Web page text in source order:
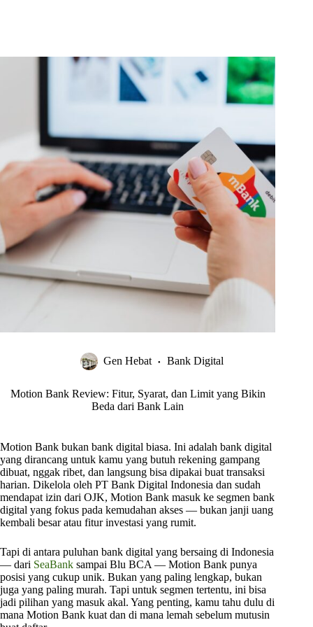
Gen Hebat Bank Digital
Motion Bank Review: Fitur, Syarat, dan Limit yang Bikin
Beda dari Bank Lain
Motion Bank bukan bank digital biasa. Ini adalah bank digital
yang dirancang untuk kamu yang butuh rekening gampang
dibuat, nggak ribet, dan langsung bisa dipakai buat transaksi
harian. Dikelola oleh PT Bank Digital Indonesia dan sudah
mendapat izin dari OJK, Motion Bank masuk ke segmen bank
digital yang fokus pada kemudahan akses — bukan janji uang
kembali besar atau fitur investasi yang rumit.
Tapi di antara puluhan bank digital yang bersaing di Indonesia
— dari SeaBank sampai Blu BCA — Motion Bank punya
posisi yang cukup unik. Bukan yang paling lengkap, bukan
juga yang paling murah. Tapi untuk segmen tertentu, ini bisa
jadi pilihan yang masuk akal. Yang penting, kamu tahu dulu di
mana Motion Bank kuat dan di mana lemah sebelum mutusin